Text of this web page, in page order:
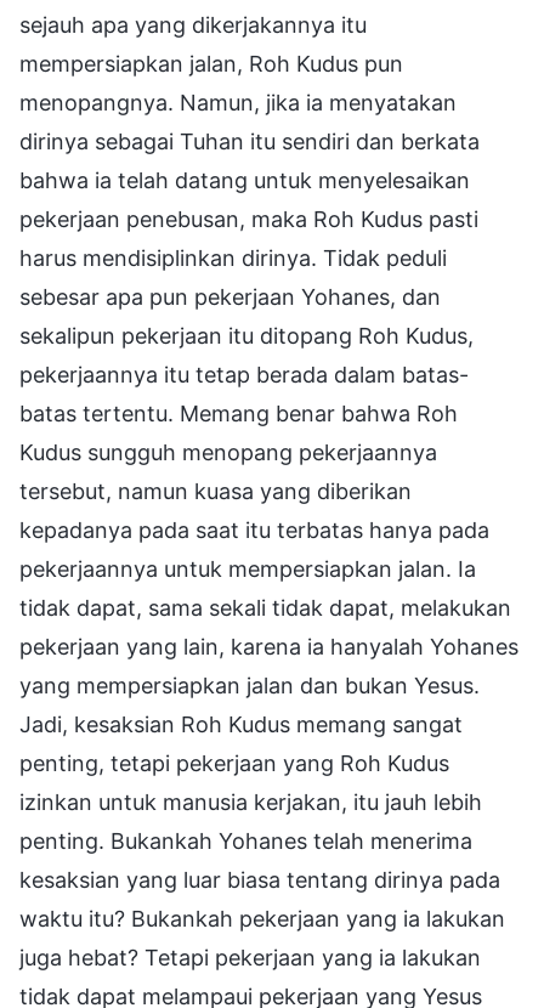
sejauh apa yang dikerjakannya itu
mempersiapkan jalan, Roh Kudus pun
menopangnya. Namun, jika ia menyatakan
dirinya sebagai Tuhan itu sendiri dan berkata
bahwa ia telah datang untuk menyelesaikan
pekerjaan penebusan, maka Roh Kudus pasti
harus mendisiplinkan dirinya. Tidak peduli
sebesar apa pun pekerjaan Yohanes, dan
sekalipun pekerjaan itu ditopang Roh Kudus,
pekerjaannya itu tetap berada dalam batas-
batas tertentu. Memang benar bahwa Roh
Kudus sungguh menopang pekerjaannya
tersebut, namun kuasa yang diberikan
kepadanya pada saat itu terbatas hanya pada
pekerjaannya untuk mempersiapkan jalan. Ia
tidak dapat, sama sekali tidak dapat, melakukan
pekerjaan yang lain, karena ia hanyalah Yohanes
yang mempersiapkan jalan dan bukan Yesus.
Jadi, kesaksian Roh Kudus memang sangat
penting, tetapi pekerjaan yang Roh Kudus
izinkan untuk manusia kerjakan, itu jauh lebih
penting. Bukankah Yohanes telah menerima
kesaksian yang luar biasa tentang dirinya pada
waktu itu? Bukankah pekerjaan yang ia lakukan
juga hebat? Tetapi pekerjaan yang ia lakukan
tidak dapat melampaui pekerjaan yang Yesus